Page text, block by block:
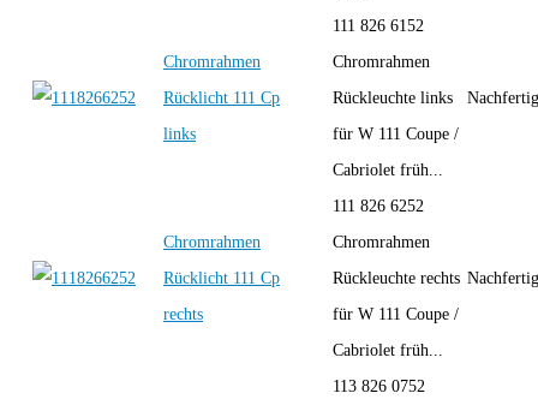
Chromrahmen
Rücklicht 111 Cp
links
111 826 6152
Chromrahmen
Rückleuchte links
für W 111 Coupe /
Cabriolet früh...
Chromrahmen
Rücklicht 111 Cp
rechts
111 826 6252
Chromrahmen
Rückleuchte rechts
für W 111 Coupe /
Cabriolet früh...
113 826 0752